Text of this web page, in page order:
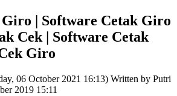
| Software Cetak Giro
Cek | Software Cetak
Giro
06 October 2021 16:13) Written by Putri
2019 15:11